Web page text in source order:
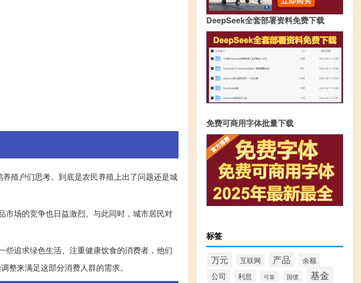
殖户们思考。到底是农民养殖上出了问题还是城
市场的竞争也日益激烈。与此同时，城市居民对
追求绿色生活、注重健康饮食的消费者，他们
整来满足这部分消费人群的需求。
DeepSeek全套部署资料免费下载
免费可商用字体批量下载
标签
万元 互联网 产品
余额
公司
利息 可靠 国债 基金